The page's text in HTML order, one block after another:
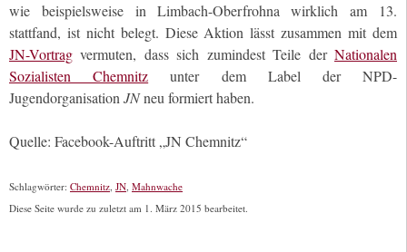
wie beispielsweise in Limbach-Oberfrohna wirklich am 13.
stattfand, ist nicht belegt. Diese Aktion lässt zusammen mit dem
JN-Vortrag vermuten, dass sich zumindest Teile der Nationalen
Sozialisten Chemnitz unter dem Label der NPD-
JugendorganisationJNneu formiert haben.
Quelle: Facebook-Auftritt „JN Chemnitz“
Schlagwörter: Chemnitz, JN, Mahnwache
Diese Seite wurde zu zuletzt am 1. März 2015 bearbeitet.